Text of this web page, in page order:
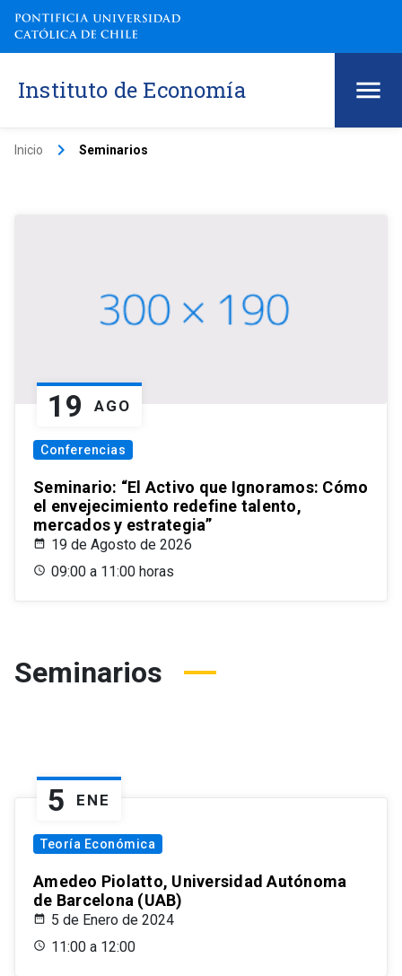
Instituto de Economía
Inicio keyboard_arrow_right Seminarios
19 AGO
Conferencias
Seminario: “El Activo que Ignoramos: Cómo
el envejecimiento redefine talento,
mercados y estrategia”
19 de Agosto de 2026
09:00 a 11:00 horas
Seminarios
5 ENE
Teoría Económica
Amedeo Piolatto, Universidad Autónoma
de Barcelona (UAB)
5 de Enero de 2024
11:00 a 12:00